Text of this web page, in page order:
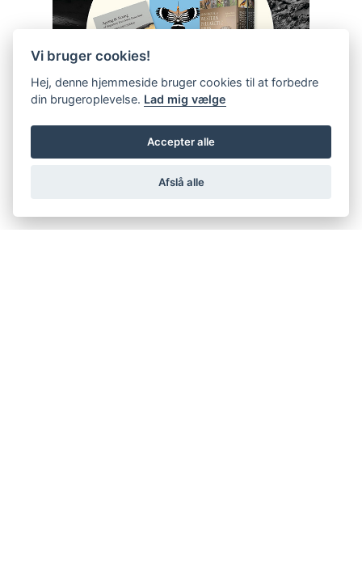
Vi bruger cookies!
Hej, denne hjemmeside bruger cookies til at forbedre
din brugeroplevelse. Lad mig vælge
Accepter alle
Afslå alle